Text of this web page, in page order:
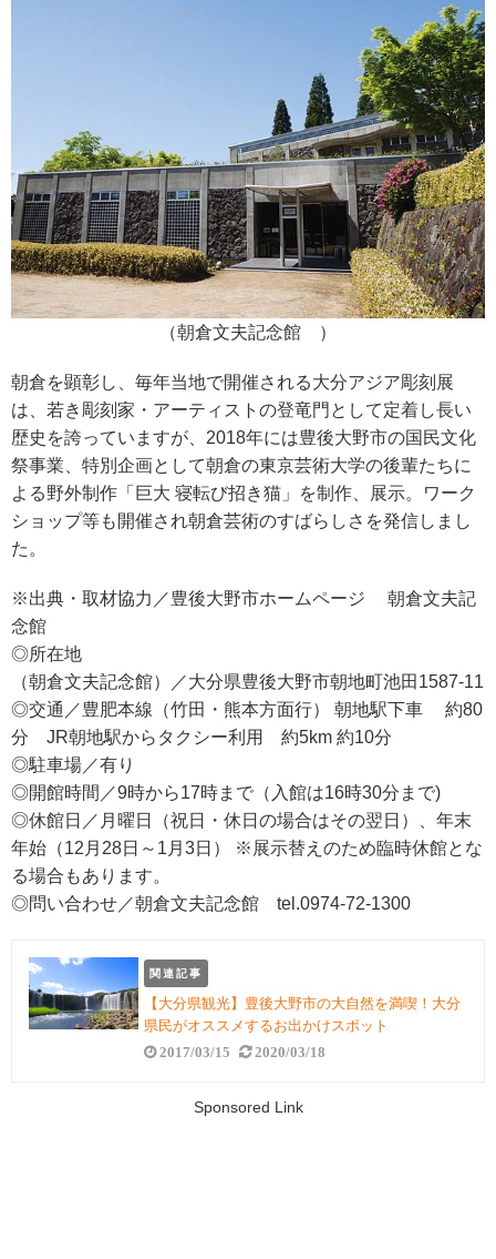
（朝倉文夫記念館 ）
朝倉を顕彰し、毎年当地で開催される大分アジア彫刻展
は、若き彫刻家・アーティストの登竜門として定着し長い
歴史を誇っていますが、2018年には豊後大野市の国民文化
祭事業、特別企画として朝倉の東京芸術大学の後輩たちに
よる野外制作「巨大 寝転び招き猫」を制作、展示。ワーク
ショップ等も開催され朝倉芸術のすばらしさを発信しまし
た。
※出典・取材協力／豊後大野市ホームページ 朝倉文夫記
念館
◎所在地
（朝倉文夫記念館）／大分県豊後大野市朝地町池田1587-11
◎交通／豊肥本線（竹田・熊本方面行） 朝地駅下車 約80
分 JR朝地駅からタクシー利用 約5km 約10分
◎駐車場／有り
◎開館時間／9時から17時まで（入館は16時30分まで)
◎休館日／月曜日（祝日・休日の場合はその翌日）、年末
年始（12月28日～1月3日） ※展示替えのため臨時休館とな
る場合もあります。
◎問い合わせ／朝倉文夫記念館 tel.0974-72-1300
関連記事
【大分県観光】豊後大野市の大自然を満喫！大分
県民がオススメするお出かけスポット
2017/03/15 2020/03/18
Sponsored Link